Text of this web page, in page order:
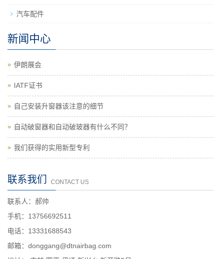
汽车配件
新闻中心
伊朗展会
IATF证书
自己安装升窗器该注意的细节
自动破窗器和自动破玻器有什么不同？
我们获得的实用新型专利
联系我们 CONTACT US
联系人：郝帅
手机：13756692511
电话：13331688543
邮箱：donggang@dtnairbag.com